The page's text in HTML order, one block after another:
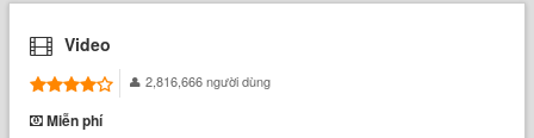
Video
2,816,666 người dùng
Miễn phí